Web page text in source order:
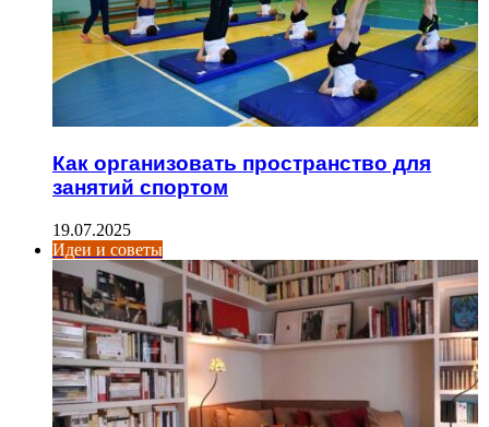
Как организовать пространство для
занятий спортом
19.07.2025
Идеи и советы